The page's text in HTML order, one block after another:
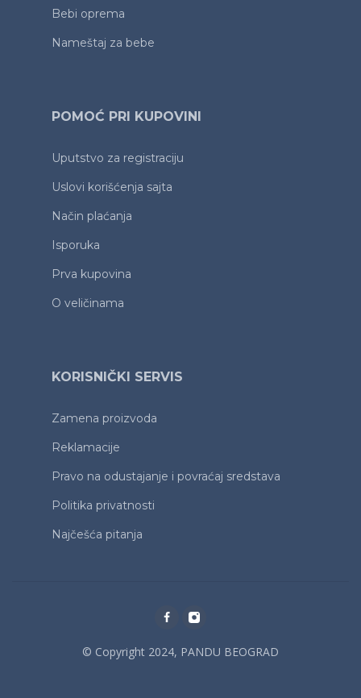
Bebi oprema
Nameštaj za bebe
POMOĆ PRI KUPOVINI
Uputstvo za registraciju
Uslovi korišćenja sajta
Način plaćanja
Isporuka
Prva kupovina
O veličinama
KORISNIČKI SERVIS
Zamena proizvoda
Reklamacije
Pravo na odustajanje i povraćaj sredstava
Politika privatnosti
Najčešća pitanja
© Copyright 2024, PANDU BEOGRAD